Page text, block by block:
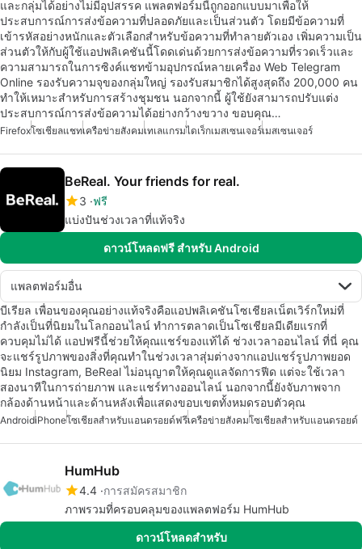
และกลุ่มได้อย่างไม่มีอุปสรรค แพลตฟอร์มนี้ถูกออกแบบมาเพื่อให้
ประสบการณ์การส่งข้อความที่ปลอดภัยและเป็นส่วนตัว โดยมีข้อความที่
เข้ารหัสอย่างหนักและตัวเลือกสำหรับข้อความที่ทำลายตัวเอง เพิ่มความเป็น
ส่วนตัวให้กับผู้ใช้แอปพลิเคชันนี้โดดเด่นด้วยการส่งข้อความที่รวดเร็วและ
ความสามารถในการซิงค์แชทข้ามอุปกรณ์หลายเครื่อง Web Telegram
Online รองรับความจุของกลุ่มใหญ่ รองรับสมาชิกได้สูงสุดถึง 200,000 คน
ทำให้เหมาะสำหรับการสร้างชุมชน นอกจากนี้ ผู้ใช้ยังสามารถปรับแต่ง
ประสบการณ์การส่งข้อความได้อย่างกว้างขวาง ขอบคุณ…
Firefoxโซเชียลแชทเครือข่ายสังคมเทเลแกรมไดเร็กเมสเซนเจอร์เมสเซนเจอร์
BeReal. Your friends for real.
3 ฟรี
แบ่งปันช่วงเวลาที่แท้จริง
ดาวน์โหลดฟรี สำหรับ Android
แพลตฟอร์มอื่น
บีเรียล เพื่อนของคุณอย่างแท้จริงคือแอปพลิเคชันโซเชียลเน็ตเวิร์กใหม่ที่
กำลังเป็นที่นิยมในโลกออนไลน์ ทำการตลาดเป็นโซเชียลมีเดียแรกที่
ควบคุมไม่ได้ แอปฟรีนี้ช่วยให้คุณแชร์ของแท้ได้ ช่วงเวลาออนไลน์ ที่นี่ คุณ
จะแชร์รูปภาพของสิ่งที่คุณทำในช่วงเวลาสุ่มต่างจากแอปแชร์รูปภาพยอด
นิยม Instagram, BeReal ไม่อนุญาตให้คุณดูแลจัดการฟีด แต่จะใช้เวลา
สองนาทีในการถ่ายภาพ และแชร์ทางออนไลน์ นอกจากนี้ยังจับภาพจาก
กล้องด้านหน้าและด้านหลังเพื่อแสดงขอบเขตทั้งหมดรอบตัวคุณ
AndroidiPhoneโซเชียลสำหรับแอนดรอยด์ฟรีเครือข่ายสังคมโซเชียลสำหรับแอนดรอยด์
HumHub
4.4 การสมัครสมาชิก
ภาพรวมที่ครอบคลุมของแพลตฟอร์ม HumHub
ดาวน์โหลดสำหรับ